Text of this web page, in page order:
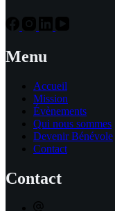
Menu
Accueil
Mission
Évènements
Qui nous sommes
Devenir Bénévole
Contact
Contact